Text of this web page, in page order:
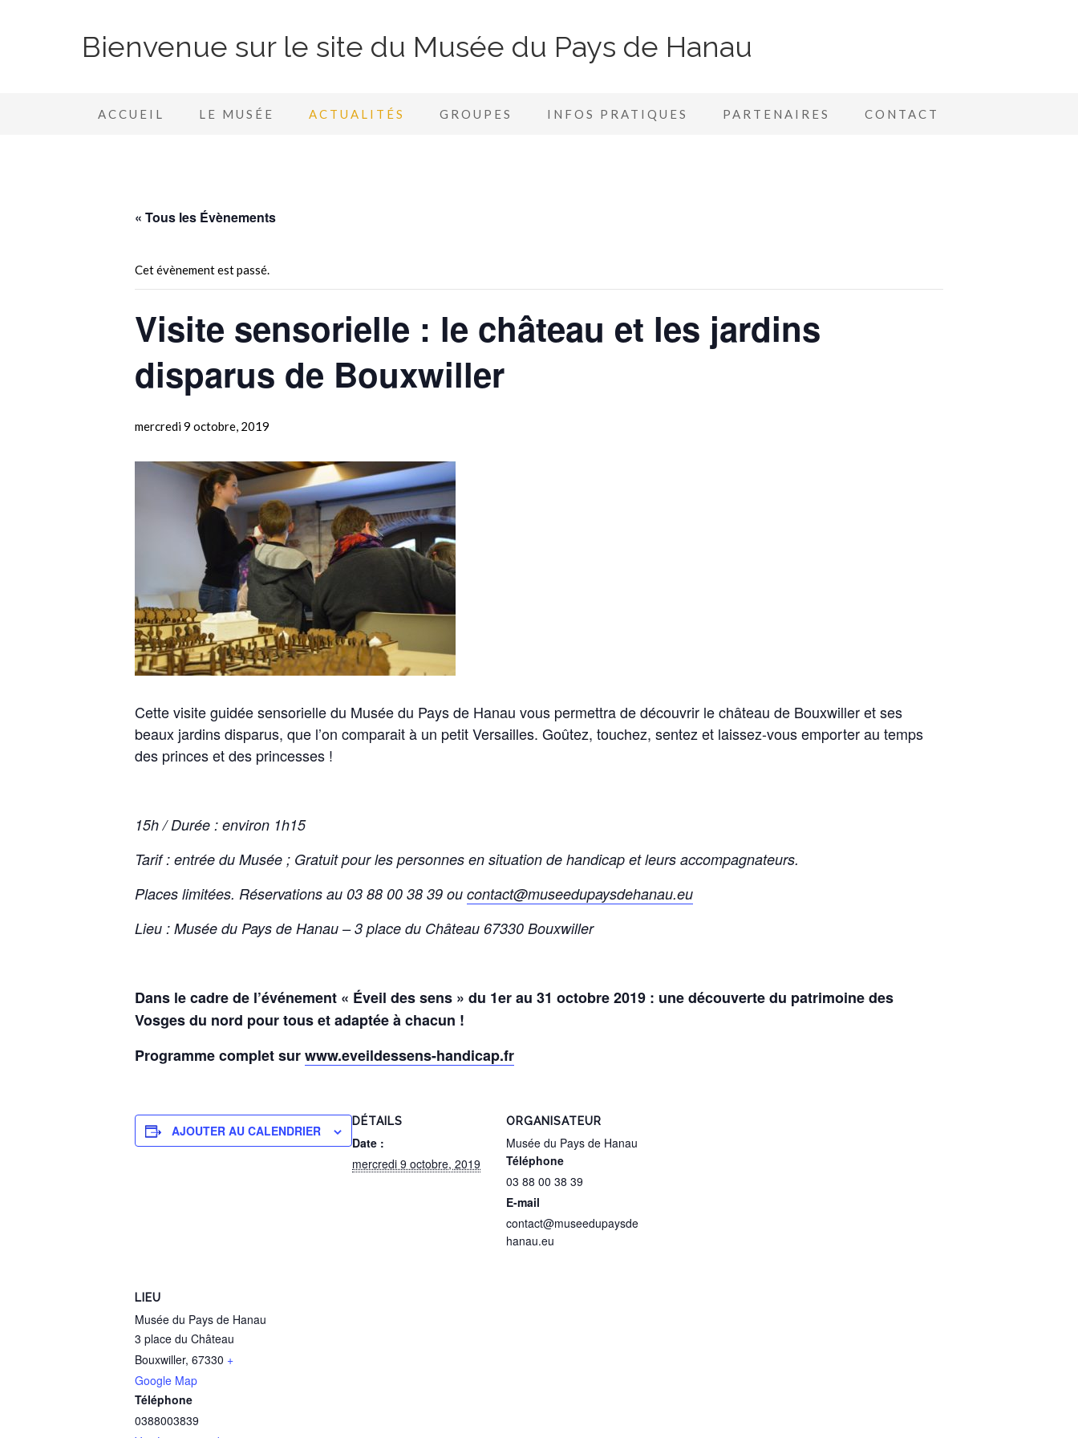
Bienvenue sur le site du Musée du Pays de Hanau
ACCUEIL LE MUSÉE ACTUALITÉS GROUPES INFOS PRATIQUES PARTENAIRES CONTACT
« Tous les Évènements
Cet évènement est passé.
Visite sensorielle : le château et les jardins
disparus de Bouxwiller
mercredi 9 octobre, 2019
Cette visite guidée sensorielle du Musée du Pays de Hanau vous permettra de découvrir le château de Bouxwiller et ses
beaux jardins disparus, que l’on comparait à un petit Versailles. Goûtez, touchez, sentez et laissez-vous emporter au temps
des princes et des princesses !
15h / Durée : environ 1h15
Tarif : entrée du Musée ; Gratuit pour les personnes en situation de handicap et leurs accompagnateurs.
Places limitées. Réservations au 03 88 00 38 39 ou contact@museedupaysdehanau.eu
Lieu : Musée du Pays de Hanau – 3 place du Château 67330 Bouxwiller
Dans le cadre de l’événement « Éveil des sens » du 1er au 31 octobre 2019 : une découverte du patrimoine des
Vosges du nord pour tous et adaptée à chacun !
Programme complet surwww.eveildessens-handicap.fr
AJOUTER AU CALENDRIER
DÉTAILS
Date :
mercredi 9 octobre, 2019
ORGANISATEUR
Musée du Pays de Hanau
Téléphone
03 88 00 38 39
E-mail
contact@museedupaysde
hanau.eu
LIEU
Musée du Pays de Hanau
3 place du Château
Bouxwiller, 67330 +
Google Map
Téléphone
0388003839